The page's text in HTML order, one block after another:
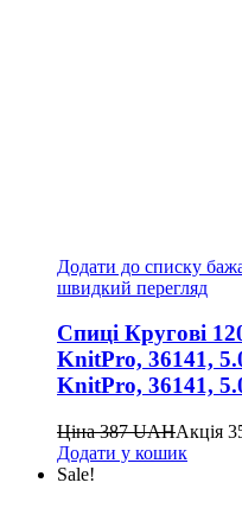
Додати до списку
швидкий перегляд
Спиці Кругові
KnitPro, 36141,
KnitPro, 36141,
Ціна387UAHАкція
Додати у кошик
Sale!